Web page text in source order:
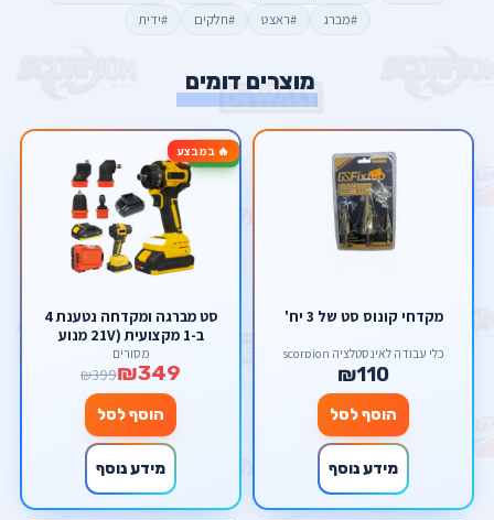
#מברג
#ראצט #חלקים #ידית
מוצרים דומים
מקדחי קונוס סט של 3 יח'
כלי עבודה לאינסטלציה scorpion
₪110
הוסף לסל
מידע נוסף
🔥 במבצע-13%
סט מברגה ומקדחה נטענת 4
ב-1 מקצועית (21V מנוע
Brushless) – פוטר מתחלף
וראשים לזוויות קשות מבית
סקורפיון
מסורים
₪349
₪399
הוסף לסל
מידע נוסף